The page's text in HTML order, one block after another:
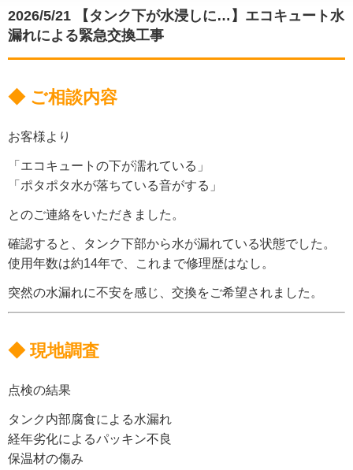
2026/5/21 【タンク下が水浸しに…】エコキュート水
漏れによる緊急交換工事
◆ ご相談内容
お客様より
「エコキュートの下が濡れている」
「ポタポタ水が落ちている音がする」
とのご連絡をいただきました。
確認すると、タンク下部から水が漏れている状態でした。
使用年数は約14年で、これまで修理歴はなし。
突然の水漏れに不安を感じ、交換をご希望されました。
◆ 現地調査
点検の結果
タンク内部腐食による水漏れ
経年劣化によるパッキン不良
保温材の傷み